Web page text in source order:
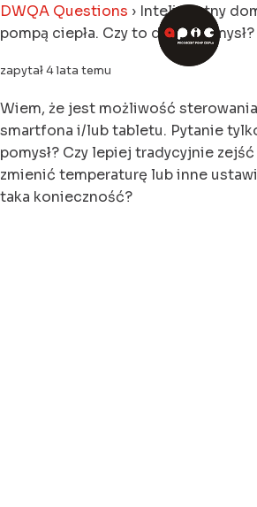
DWQA Questions › Inteligentny
pompą ciepła. Czy to dobry pomysł?
zapytał 4 lata temu
Wiem, że jest możliwość
smartfona i/lub tabletu. Pytanie
pomysł? Czy lepiej tradycyjnie
zmienić temperaturę lub inne
taka konieczność?